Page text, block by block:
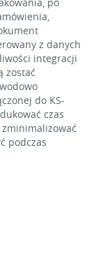
z danych
integracji
zostać
do KS-
czas
zminimalizować
podczas